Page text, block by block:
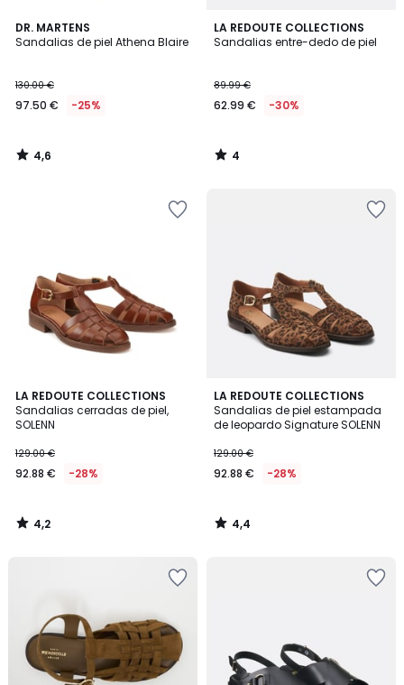
DR. MARTENS
Sandalias de piel Athena Blaire
130.00 €
97.50 € -25%
4,6
/ 5
4,6
/
LA REDOUTE COLLECTIONS
Sandalias entre-dedo de piel
89.99 €
62.99 € -30%
4
/
4
/
LA REDOUTE COLLECTIONS
Sandalias cerradas de piel,
SOLENN
129.00 €
92.88 € -28%
4,2
/ 5
4,2
/
LA REDOUTE COLLECTIONS
Sandalias de piel estampada
de leopardo Signature SOLENN
129.00 €
92.88 € -28%
4,4
/ 5
4,4
/